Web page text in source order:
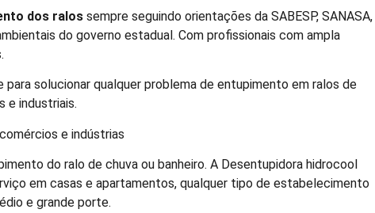
dos ralos sempre seguindo orientações da SABESP, SANASA,
do governo estadual. Com profissionais com ampla
solucionar qualquer problema de entupimento em ralos de
e industriais.
e indústrias
do ralo de chuva ou banheiro. A Desentupidora hidrocool
em casas e apartamentos, qualquer tipo de estabelecimento
e grande porte.